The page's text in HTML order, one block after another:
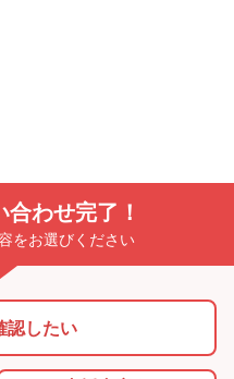
ビス toiro 青葉台 放課後
サービス toiro 本郷台 放
デイサービス toiro 大倉
部 放課後デイサービス
根岸 放課後デイサービス
toiro 南林間 放課後デイ
わせ完了！
をお選びください
認したい